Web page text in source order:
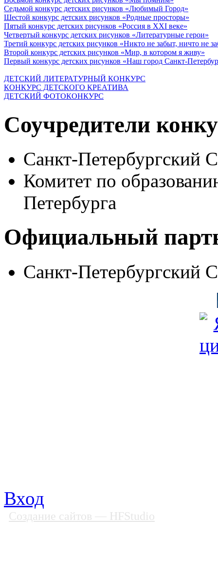
Седьмой конкурс детских рисунков «Любимый Город»
Шестой конкурс детских рисунков «Родные просторы»
Пятый конкурс детских рисунков «Россия в XXI веке»
Четвертый конкурс детских рисунков «Литературные герои»
Третий конкурс детских рисунков «Никто не забыт, ничто не
Второй конкурс детских рисунков «Мир, в котором я живу»
Первый конкурс детских рисунков «Наш город Санкт-
ДЕТСКИЙ ЛИТЕРАТУРНЫЙ КОНКУРС
КОНКУРС ДЕТСКОГО КРЕАТИВА
ДЕТСКИЙ ФОТОКОНКУРС
Соучредители
Санкт-Петербургский
Комитет по
Петербурга
Официальный
Санкт-Петербургский
Вход
Создание сайтов — HFStudio